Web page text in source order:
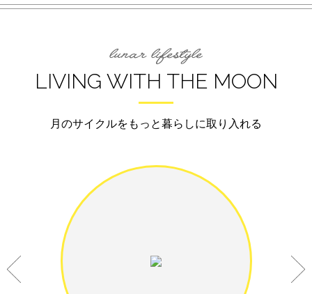
LIVING WITH THE MOON
月のサイクルをもっと暮らしに取り入れる